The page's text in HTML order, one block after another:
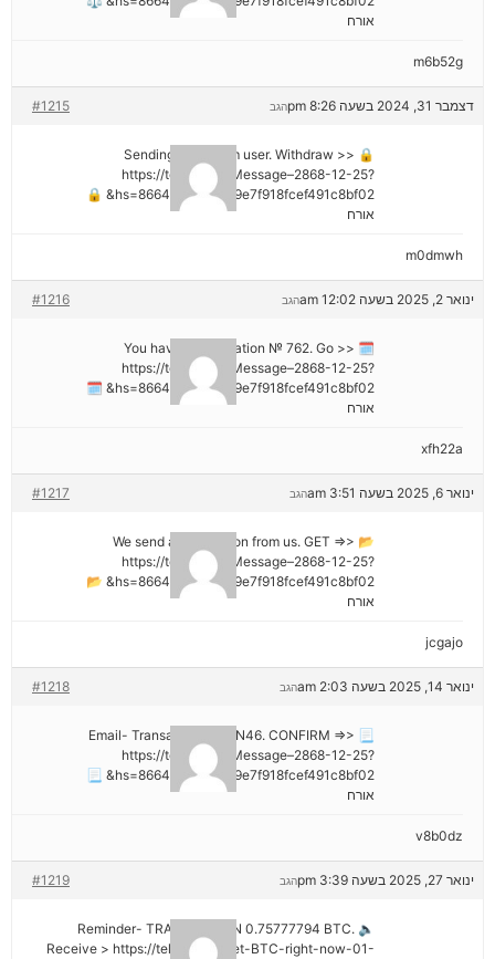
אורח
m6b52g
דצמבר 31, 2024 בשעה 8:26 pm #1215 הגב
🔒 Sending a gift from user. Withdrаw >>
https://telegra.ph/Message–2868-12-25?
hs=8664c520642b9e7f918fcef491c8bf02& 🔒
אורח
m0dmwh
ינואר 2, 2025 בשעה 12:02 am #1216 הגב
🗓 You have a notification № 762. Go >>
https://telegra.ph/Message–2868-12-25?
hs=8664c520642b9e7f918fcef491c8bf02& 🗓
אורח
xfh22a
ינואר 6, 2025 בשעה 3:51 am #1217 הגב
📂 We send a transaction from us. GET =>>
https://telegra.ph/Message–2868-12-25?
hs=8664c520642b9e7f918fcef491c8bf02& 📂
אורח
jcgajo
ינואר 14, 2025 בשעה 2:03 am #1218 הגב
📃 Email- Transaction NoGN46. CONFIRM =>>
https://telegra.ph/Message–2868-12-25?
hs=8664c520642b9e7f918fcef491c8bf02& 📃
אורח
v8b0dz
ינואר 27, 2025 בשעה 3:39 pm #1219 הגב
🔈 Reminder- TRANSACTION 0.75777794 BTC.
Receive > https://telegra.ph/Get-BTC-right-now-01-